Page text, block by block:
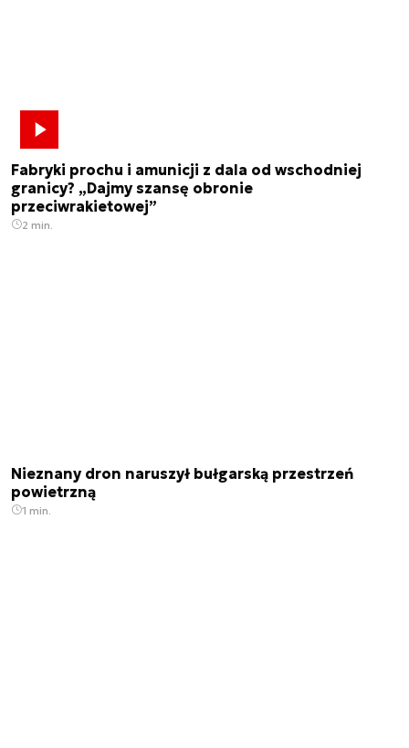
Fabryki prochu i amunicji z dala od wschodniej
granicy? „Dajmy szansę obronie
przeciwrakietowej”
2 min.
Nieznany dron naruszył bułgarską przestrzeń
powietrzną
1 min.